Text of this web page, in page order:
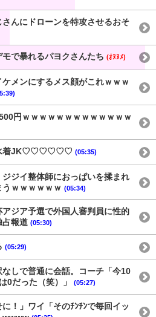
さんにドローンを特攻させるおそ
で暴れるパヨクさんたち (ｵﾇﾇﾒ)
ケメンにするメス顔がこれｗｗｗ
円ｗｗｗｗｗｗｗｗｗｗｗｗｗ
水着JK♡♡♡♡♡♡ (05:35)
ジジイ整体師におっぱいを揉まれ
ｗｗｗｗｗｗ (05:34)
ジア予選で外国人審判員に性的
報道 (05:30)
(05:29)
しで普通に会話。コーチ「今10
0だった（笑）」
(05:27)
！」ワイ「そのﾁﾝﾁﾝで毎回イッ